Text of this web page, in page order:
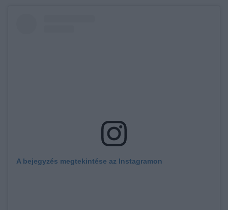
A bejegyzés megtekintése az Instagramon